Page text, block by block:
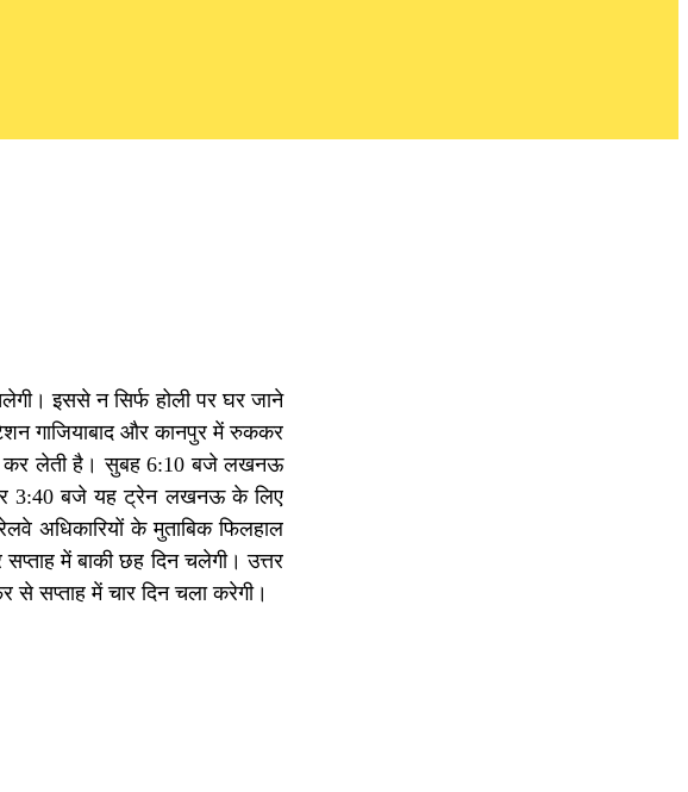
इससे न सिर्फ होली पर घर जाने
गाजियाबाद और कानपुर में रुककर
कर लेती है। सुबह 6:10 बजे लखनऊ
3:40 बजे यह ट्रेन लखनऊ के लिए
अधिकारियों के मुताबिक फिलहाल
में बाकी छह दिन चलेगी। उत्तर
सप्ताह में चार दिन चला करेगी।